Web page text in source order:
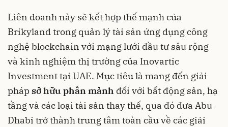
Liên doanh này sẽ kết hợp thế mạnh của
Brikyland trong quản lý tài sản ứng dụng công
nghệ blockchain với mạng lưới đầu tư sâu rộng
và kinh nghiệm thị trường của Inovartic
Investment tại UAE. Mục tiêu là mang đến giải
phápsở hữu phân mảnh đối với bất động sản, hạ
tầng và các loại tài sản thay thế, qua đó đưa Abu
Dhabi trở thành trung tâm toàn cầu về các giải